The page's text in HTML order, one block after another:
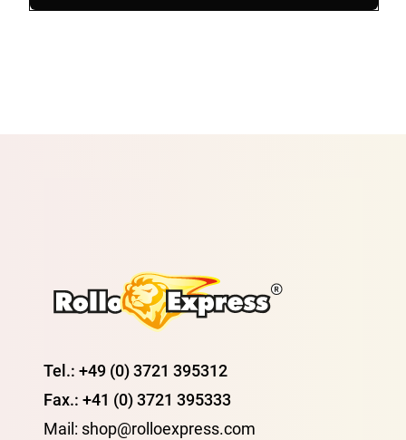
Tel.: +49 (0) 3721 395312
Fax.: +41 (0) 3721 395333
Mail: shop@rolloexpress.com